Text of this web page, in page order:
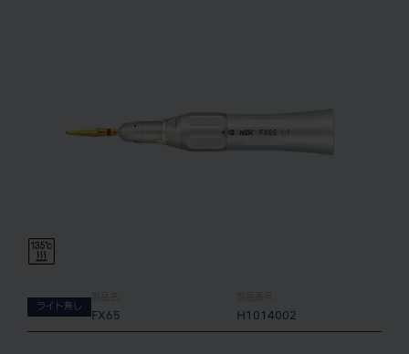
ライト無し
FX65 H1014002